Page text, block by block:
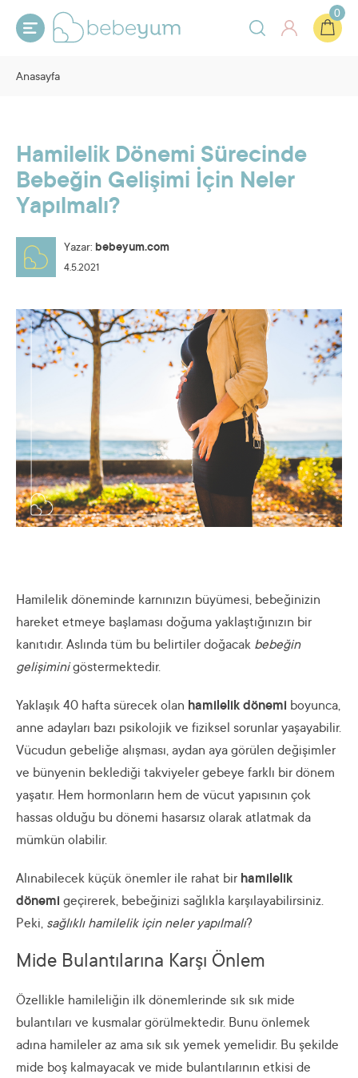
0
Anasayfa
Hamilelik Dönemi Sürecinde
Bebeğin Gelişimi İçin Neler
Yapılmalı?
Yazar: bebeyum.com
4.5.2021
Hamilelik döneminde karnınızın büyümesi, bebeğinizin
hareket etmeye başlaması doğuma yaklaştığınızın bir
kanıtıdır. Aslında tüm bu belirtiler doğacak bebeğin
gelişiminigöstermektedir.
Yaklaşık 40 hafta sürecek olan hamilelik dönemi boyunca,
anne adayları bazı psikolojik ve fiziksel sorunlar yaşayabilir.
Vücudun gebeliğe alışması, aydan aya görülen değişimler
ve bünyenin beklediği takviyeler gebeye farklı bir dönem
yaşatır. Hem hormonların hem de vücut yapısının çok
hassas olduğu bu dönemi hasarsız olarak atlatmak da
mümkün olabilir.
Alınabilecek küçük önemler ile rahat bir hamilelik
dönemi geçirerek, bebeğinizi sağlıkla karşılayabilirsiniz.
Peki, sağlıklı hamilelik için neler yapılmalı?
Mide Bulantılarına Karşı Önlem
Özellikle hamileliğin ilk dönemlerinde sık sık mide
bulantıları ve kusmalar görülmektedir. Bunu önlemek
adına hamileler az ama sık sık yemek yemelidir. Bu şekilde
mide boş kalmayacak ve mide bulantılarının etkisi de